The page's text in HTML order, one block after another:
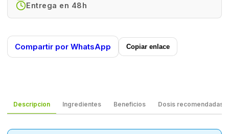
cada 2 meses
Litro)
Entrega en 48h
Compartir por WhatsApp Copiar enlace
Descripcion Ingredientes Beneficios Dosis recomendadas